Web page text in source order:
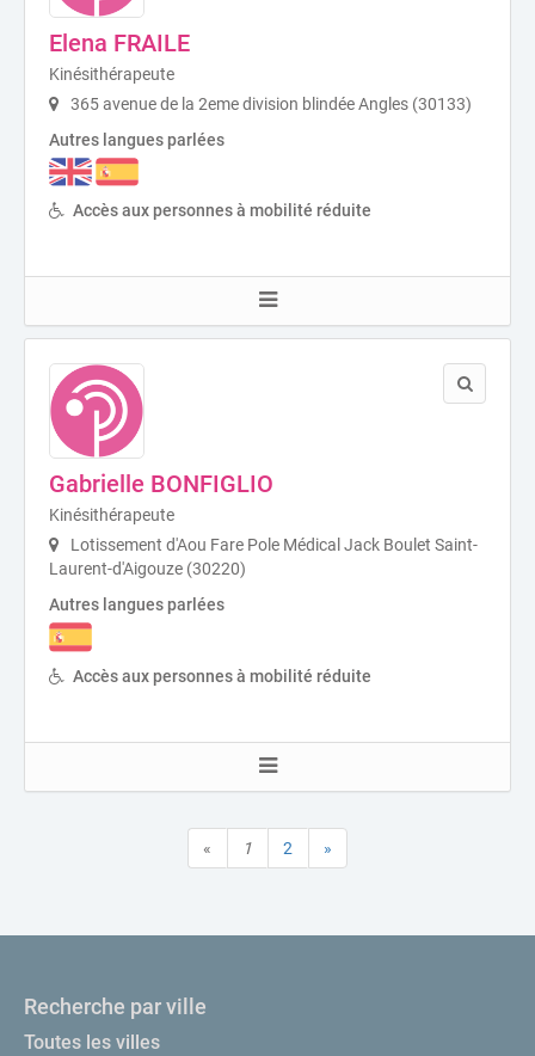
Elena FRAILE
Kinésithérapeute
365 avenue de la 2eme division blindée Angles (30133)
Autres langues parlées
Accès aux personnes à mobilité réduite
Gabrielle BONFIGLIO
Kinésithérapeute
Lotissement d'Aou Fare Pole Médical Jack Boulet Saint-
Laurent-d'Aigouze (30220)
Autres langues parlées
Accès aux personnes à mobilité réduite
« 1 2 »
Recherche par ville
Toutes les villes